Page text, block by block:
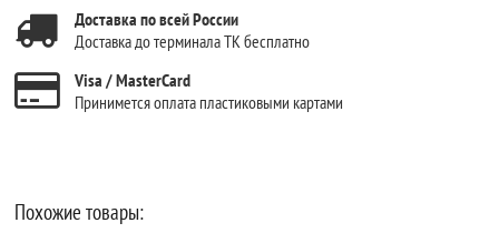
Доставка по всей России
Доставка до терминала ТК бесплатно
Visa / MasterCard
Принимется оплата пластиковыми картами
Похожие товары: